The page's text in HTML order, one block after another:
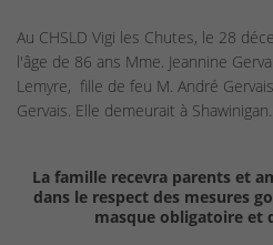
Au CHSLD Vigi les Chutes, le 28
l'âge de 86 ans Mme. Jeannine
Lemyre, fille de feu M. André
Gervais. Elle demeurait à Shawinigan.
La famille recevra parents et
dans le respect des mesures
masque obligatoire et